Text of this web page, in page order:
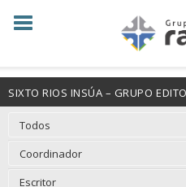
SIXTO RIOS INSÚA – GRUPO
Todos
Coordinador
Escritor